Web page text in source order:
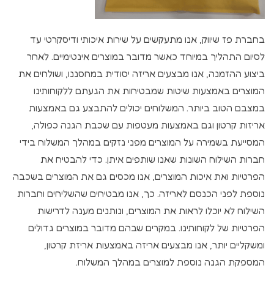
בחברת פז שיווק, אנו מתעקשים על שירות איכותי ודיסקרטי עד
לסיום התהליך במיוחד כאשר מדובר במוצרים אינטימיים. לאחר
ביצוע ההזמנה, אנו מבצעים אריזה יסודית במחסננו, ושולחים את
המוצרים באמצעות שיטות שמבטיחות את הגעתם ללקוחותינו
במצבם הטוב ביותר. המשלוחים יכולים להתבצע גם באמצעות
אריזות קרטון וגם באמצעות מעטפות עם שכבת הגנה כפולה,
המסייעת בשמירה על המוצרים מפני נזקים במהלך המשלוח בידי
חברות השילוח השונות שאנו שותפים איתן. כדי להבטיח את
הפרטיות ואת איכות המוצרים, אנו מכסים גם את המוצרים בשכבה
נוספת לפני הכנסם לאריזה. כך, אנו מבטיחים שהשליחים וחברות
השילוח לא יוכלו לראות את המוצרים, ונותנים מענה לדרישות
הפרטיות של לקוחותינו. במקרים שבהם מדובר במוצרים גדולים
ומשקליים יותר, אנו מבצעים אריזה באמצעות אריזת קרטון,
המספקת הגנה נוספת למוצרים במהלך המשלוח.